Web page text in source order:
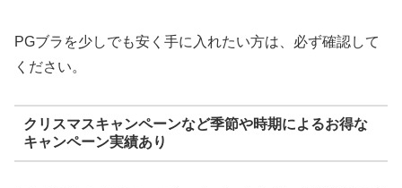
PGブラを少しでも安く手に入れたい方は、必ず確認して
ください。
クリスマスキャンペーンなど季節や時期によるお得な
キャンペーン実績あり